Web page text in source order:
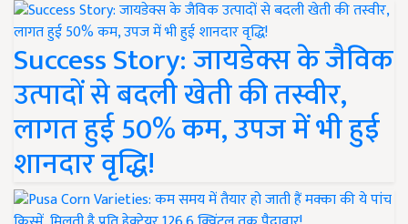
Success Story: जायडेक्स के जैविक
उत्पादों से बदली खेती की तस्वीर,
लागत हुई 50% कम, उपज में भी हुई
शानदार वृद्धि!